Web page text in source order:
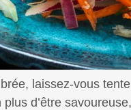
laissez-vous
d’être